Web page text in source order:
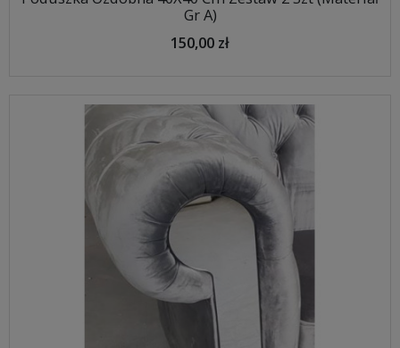
Gr A)
150,00 zł